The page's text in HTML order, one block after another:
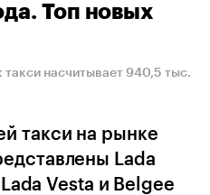
Топ новых
такси насчитывает 940,5 тыс.
такси на рынке
Lada
Vesta и Belgee